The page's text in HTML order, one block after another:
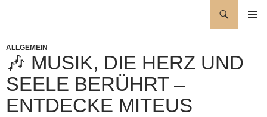
ALLGEMEIN
🎶 MUSIK, DIE HERZ UND
SEELE BERÜHRT –
ENTDECKE MITEUS